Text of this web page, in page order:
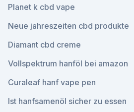
Planet k cbd vape
Neue jahreszeiten cbd produkte
Diamant cbd creme
Vollspektrum hanföl bei amazon
Curaleaf hanf vape pen
Ist hanfsamenöl sicher zu essen